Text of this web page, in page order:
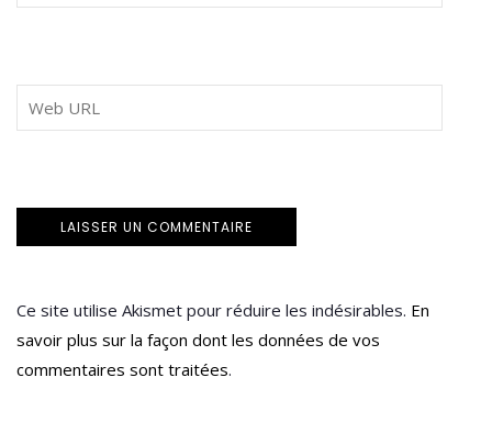
Ce site utilise Akismet pour réduire les indésirables. En
savoir plus sur la façon dont les données de vos
commentaires sont traitées.